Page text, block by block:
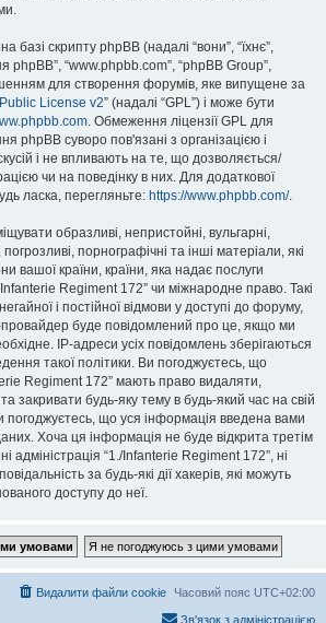
скрипту phpBB (надалі “вони”, “їхнє”,
phpBB”, “www.phpbb.com”, “phpBB Group”,
для створення форумів, яке випущене за
License v2” (надалі “GPL”) і може бути
. Обмеження ліцензії GPL для
phpBB суворо пов'язані з організацією і
і не впливають на те, що дозволяється/
чи на поведінку в них. Для додаткової
ласка, перегляньте: https://www.phpbb.com/.
образливі, непристойні, вульгарні,
порнографічні та інші матеріали, які
вашої країни, країни, яка надає послуги
Regiment 172” чи міжнародне право. Такі
і постійної відмови у доступі до форуму,
буде повідомлений про це, якщо ми
IP-адреси усіх повідомлень зберігаються
такої політики. Ви погоджуєтесь, що
Regiment 172” мають право видаляти,
закривати будь-яку тему в будь-який час на свій
погоджуєтесь, що уся інформація введена вами
Хоча ця інформація не буде відкрита третім
адміністрація “1./Infanterie Regiment 172”, ні
за будь-які дії хакерів, які можуть
доступу до неї.
Часовий пояс UTC+02:00
Видалити файли cookie
Зв'язок з адміністрацією